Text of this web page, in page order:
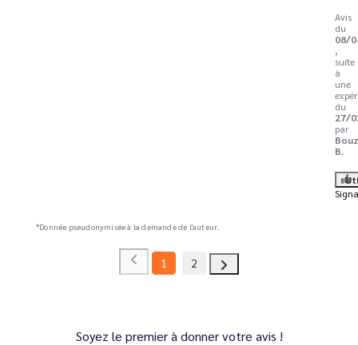
Avis
du
08/
,
suite
à
une
du
27/
par
B.
*Donnée pseudonymisée à la demande de l'auteur.
1 2
Soyez le premier à donner votre avis !